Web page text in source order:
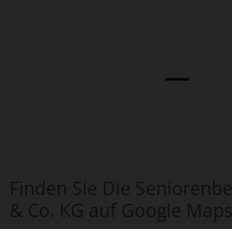
Finden Sie Die
& Co. KG auf Google Maps